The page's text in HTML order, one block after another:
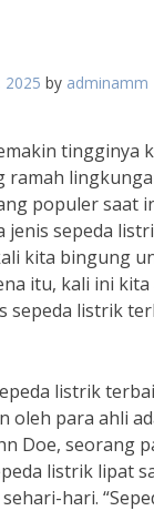
2025 by adminamm
tingginya
ramah
populer saat
jenis sepeda
kita bingung
itu, kali ini kita
sepeda listrik
listrik
oleh para ahli
Doe, seorang
listrik lipat
hari.